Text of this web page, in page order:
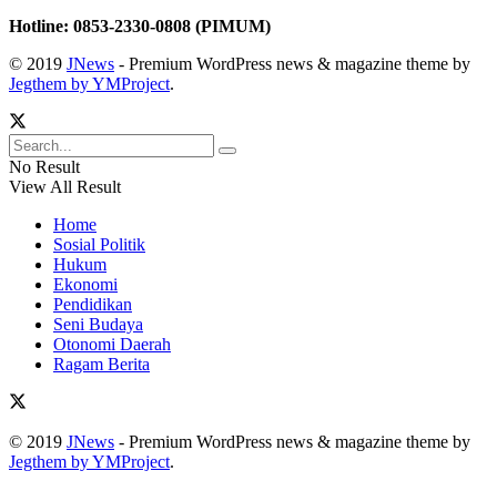
Hotline: 0853-2330-0808 (PIMUM)
© 2019 JNews - Premium WordPress news & magazine theme by
Jegthem by YMProject.
No Result
View All Result
Home
Sosial Politik
Hukum
Ekonomi
Pendidikan
Seni Budaya
Otonomi Daerah
Ragam Berita
© 2019 JNews - Premium WordPress news & magazine theme by
Jegthem by YMProject.